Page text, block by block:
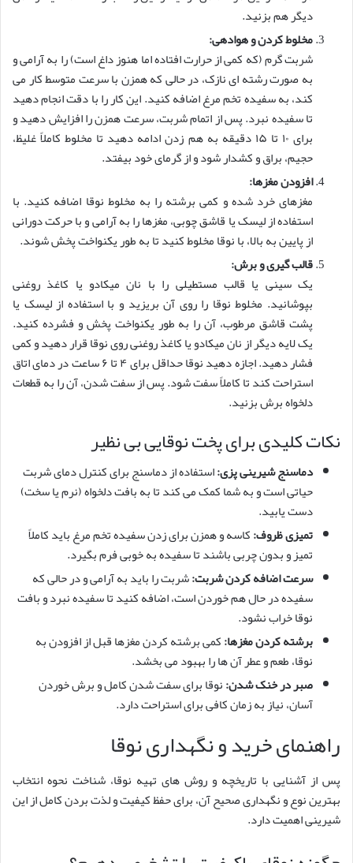
دیگر هم بزنید.
مخلوط کردن و هوادهی:
شربت گرم (که کمی از حرارت افتاده اما هنوز داغ است) را به آرامی و
به صورت رشته ای نازک، در حالی که همزن با سرعت متوسط کار می
کند، به سفیده تخم مرغ اضافه کنید. این کار را با دقت انجام دهید
تا سفیده نبرد. پس از اتمام شربت، سرعت همزن را افزایش دهید و
برای ۱۰ تا ۱۵ دقیقه به هم زدن ادامه دهید تا مخلوط کاملاً غلیظ،
حجیم، براق و کشدار شود و از گرمای خود بیفتد.
افزودن مغزها:
مغزهای خرد شده و کمی برشته را به مخلوط نوقا اضافه کنید. با
استفاده از لیسک یا قاشق چوبی، مغزها را به آرامی و با حرکت دورانی
از پایین به بالا، با نوقا مخلوط کنید تا به طور یکنواخت پخش شوند.
قالب گیری و برش:
یک سینی یا قالب مستطیلی را با نان میکادو یا کاغذ روغنی
بپوشانید. مخلوط نوقا را روی آن بریزید و با استفاده از لیسک یا
پشت قاشق مرطوب، آن را به طور یکنواخت پخش و فشرده کنید.
یک لایه دیگر از نان میکادو یا کاغذ روغنی روی نوقا قرار دهید و کمی
فشار دهید. اجازه دهید نوقا حداقل برای ۴ تا ۶ ساعت در دمای اتاق
استراحت کند تا کاملاً سفت شود. پس از سفت شدن، آن را به قطعات
دلخواه برش بزنید.
نکات کلیدی برای پخت نوقایی بی نظیر
دماسنج شیرینی پزی:استفاده از دماسنج برای کنترل دمای شربت
حیاتی است و به شما کمک می کند تا به بافت دلخواه (نرم یا سخت)
دست یابید.
تمیزی ظروف:کاسه و همزن برای زدن سفیده تخم مرغ باید کاملاً
تمیز و بدون چربی باشند تا سفیده به خوبی فرم بگیرد.
سرعت اضافه کردن شربت:شربت را باید به آرامی و در حالی که
سفیده در حال هم خوردن است، اضافه کنید تا سفیده نبرد و بافت
نوقا خراب نشود.
برشته کردن مغزها:کمی برشته کردن مغزها قبل از افزودن به
نوقا، طعم و عطر آن ها را بهبود می بخشد.
صبر در خنک شدن:نوقا برای سفت شدن کامل و برش خوردن
آسان، نیاز به زمان کافی برای استراحت دارد.
راهنمای خرید و نگهداری نوقا
پس از آشنایی با تاریخچه و روش های تهیه نوقا، شناخت نحوه انتخاب
بهترین نوع و نگهداری صحیح آن، برای حفظ کیفیت و لذت بردن کامل از این
شیرینی اهمیت دارد.